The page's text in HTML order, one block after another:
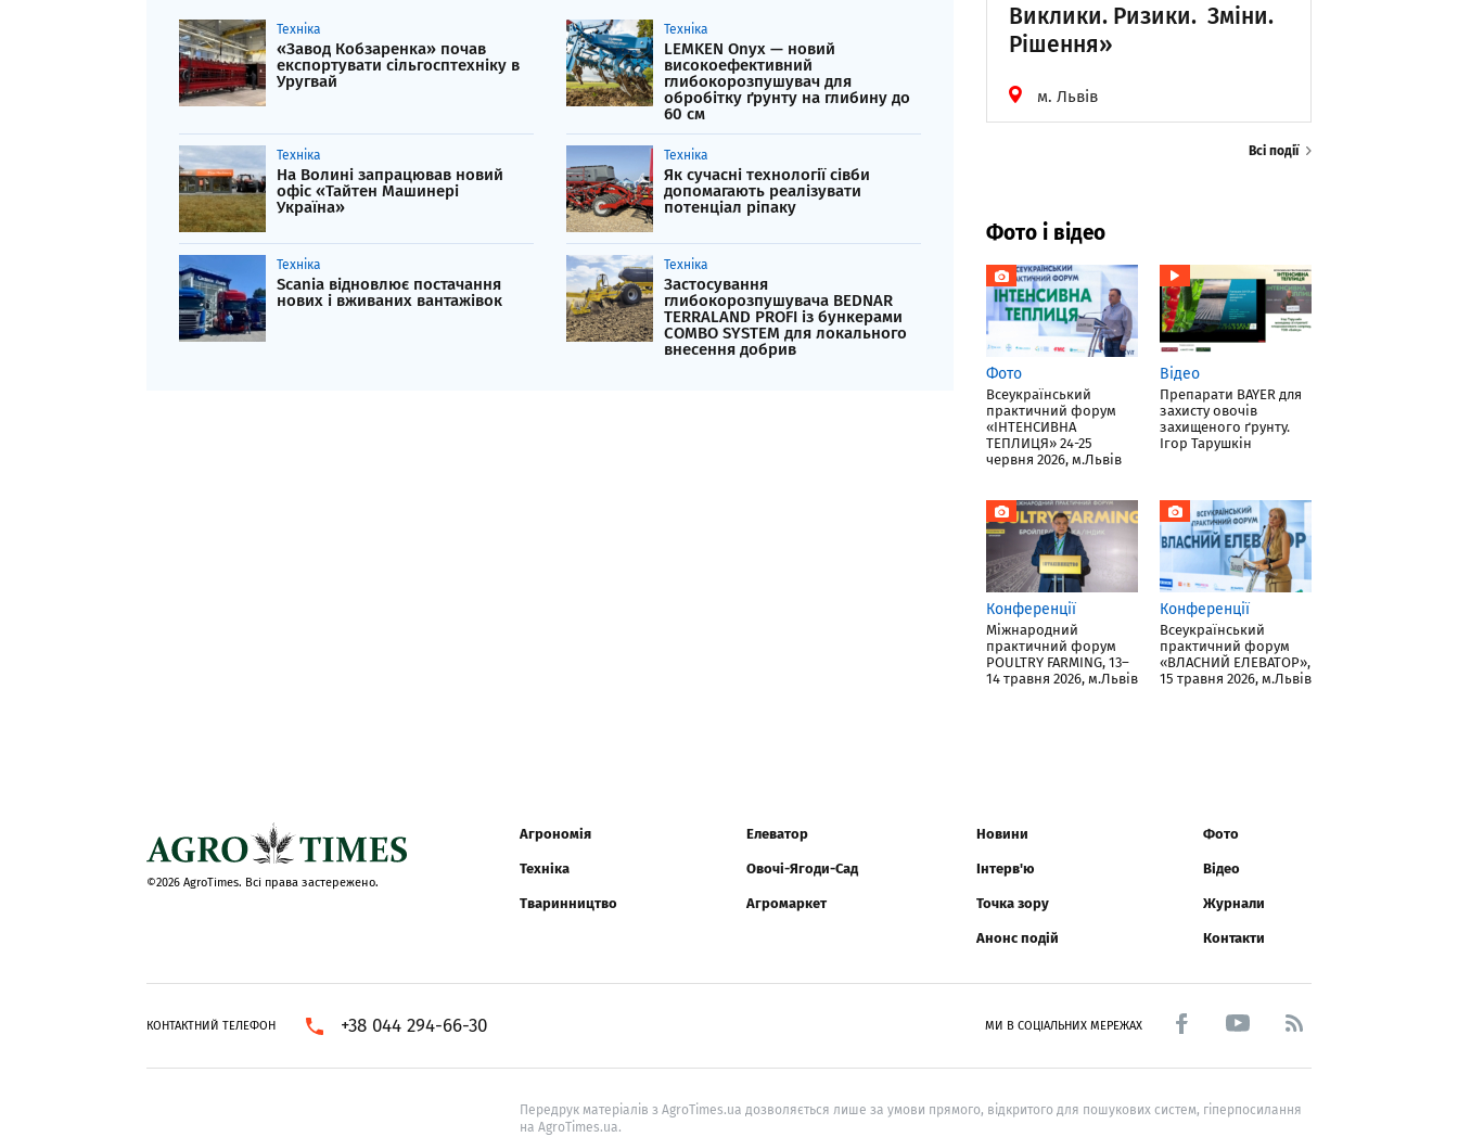
Техніка
«Завод Кобзаренка» почав
експортувати сільгосптехніку в
Уругвай
Техніка
На Волині запрацював новий
офіс «Тайтен Машинері
Україна»
Техніка
Scania відновлює постачання
нових і вживаних вантажівок
Техніка
LEMKEN Onyx — новий
високоефективний
глибокорозпушувач для
обробітку ґрунту на глибину до
60 см
Техніка
Як сучасні технології сівби
допомагають реалізувати
потенціал ріпаку
Техніка
Застосування
глибокорозпушувача BEDNAR
TERRALAND PROFI із бункерами
COMBO SYSTEM для локального
внесення добрив
Виклики. Ризики. Зміни.
Рішення»
м. Львів
Всі події
Фото і відео
Фото
Всеукраїнський
практичний форум
«ІНТЕНСИВНА
ТЕПЛИЦЯ» 24-25
червня 2026, м.Львів
Відео
Препарати BAYER для
захисту овочів
захищеного ґрунту.
Ігор Тарушкін
Конференції
Міжнародний
практичний форум
POULTRY FARMING, 13–
14 травня 2026, м.Львів
Конференції
Всеукраїнський
практичний форум
«ВЛАСНИЙ ЕЛЕВАТОР»,
15 травня 2026, м.Львів
©2026 AgroTimes. Всі права застережено.
Агрономія
Техніка
Тваринництво
Елеватор
Овочі-Ягоди-Сад
Агромаркет
Новини
Інтерв'ю
Точка зору
Анонс подій
Фото
Відео
Журнали
Контакти
КОНТАКТНИЙ ТЕЛЕФОН +38 044 294-66-30 МИ В СОЦІАЛЬНИХ МЕРЕЖАХ
Передрук матеріалів з AgroTimes.ua дозволяється лише за умови прямого, відкритого для пошукових систем, гіперпосилання
на AgroTimes.ua.